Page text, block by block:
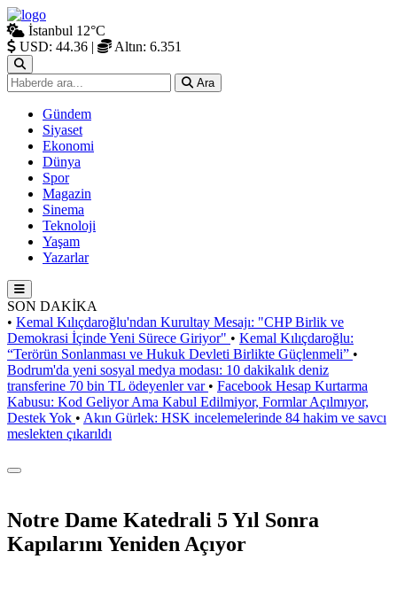
İstanbul 12°C
USD: 44.36 | Altın: 6.351
Ara
Gündem
Siyaset
Ekonomi
Dünya
Spor
Magazin
Sinema
Teknoloji
Yaşam
Yazarlar
SON DAKİKA
• Kemal Kılıçdaroğlu'ndan Kurultay Mesajı: "CHP Birlik ve
Demokrasi İçinde Yeni Sürece Giriyor" • Kemal Kılıçdaroğlu:
“Terörün Sonlanması ve Hukuk Devleti Birlikte Güçlenmeli” •
Bodrum'da yeni sosyal medya modası: 10 dakikalık deniz
transferine 70 bin TL ödeyenler var • Facebook Hesap Kurtarma
Kabusu: Kod Geliyor Ama Kabul Edilmiyor, Formlar Açılmıyor,
Destek Yok • Akın Gürlek: HSK incelemelerinde 84 hakim ve savcı
meslekten çıkarıldı
Notre Dame Katedrali 5 Yıl Sonra
Kapılarını Yeniden Açıyor